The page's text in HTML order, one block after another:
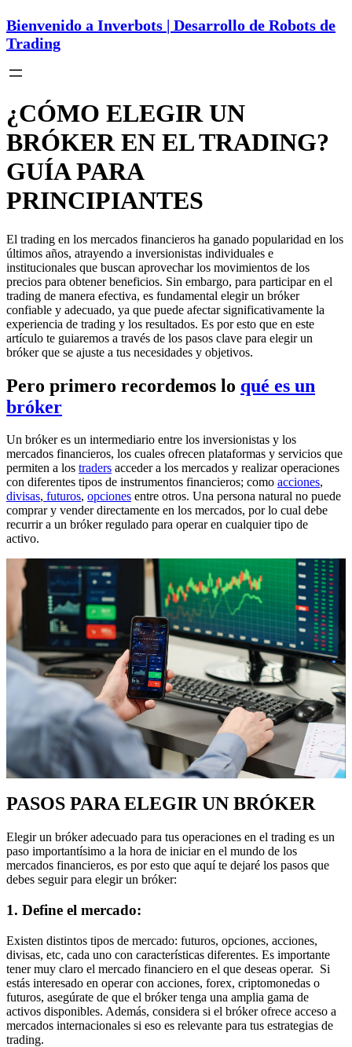
Bienvenido a Inverbots | Desarrollo de Robots de
Trading
¿CÓMO ELEGIR UN
BRÓKER EN EL TRADING?
GUÍA PARA
PRINCIPIANTES
El trading en los mercados financieros ha ganado popularidad en los
últimos años, atrayendo a inversionistas individuales e
institucionales que buscan aprovechar los movimientos de los
precios para obtener beneficios. Sin embargo, para participar en el
trading de manera efectiva, es fundamental elegir un bróker
confiable y adecuado, ya que puede afectar significativamente la
experiencia de trading y los resultados. Es por esto que en este
artículo te guiaremos a través de los pasos clave para elegir un
bróker que se ajuste a tus necesidades y objetivos.
Pero primero recordemos lo qué es un
bróker
Un bróker es un intermediario entre los inversionistas y los
mercados financieros, los cuales ofrecen plataformas y servicios que
permiten a los traders acceder a los mercados y realizar operaciones
con diferentes tipos de instrumentos financieros; como acciones,
divisas, futuros, opciones entre otros. Una persona natural no puede
comprar y vender directamente en los mercados, por lo cual debe
recurrir a un bróker regulado para operar en cualquier tipo de
activo.
PASOS PARA ELEGIR UN BRÓKER
Elegir un bróker adecuado para tus operaciones en el trading es un
paso importantísimo a la hora de iniciar en el mundo de los
mercados financieros, es por esto que aquí te dejaré los pasos que
debes seguir para elegir un bróker:
1. Define el mercado:
Existen distintos tipos de mercado: futuros, opciones, acciones,
divisas, etc, cada uno con características diferentes. Es importante
tener muy claro el mercado financiero en el que deseas operar. Si
estás interesado en operar con acciones, forex, criptomonedas o
futuros, asegúrate de que el bróker tenga una amplia gama de
activos disponibles. Además, considera si el bróker ofrece acceso a
mercados internacionales si eso es relevante para tus estrategias de
trading.